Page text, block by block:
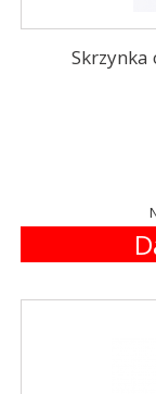
Skrzynka